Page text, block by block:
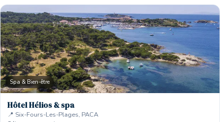
Spa & Bien-être
Hôtel Hélios & spa
📍 Six-Fours-Les-Plages, PACA